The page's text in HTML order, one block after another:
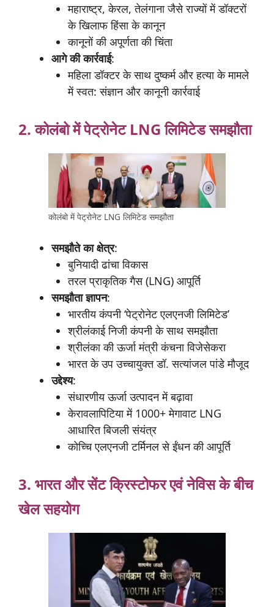
महाराष्ट्र, केरल, तेलंगाना जैसे राज्यों में डॉक्टरों
के खिलाफ हिंसा के कानून
कानूनों की अपूर्णता की चिंता
आगेकीकार्रवाई:
महिला डॉक्टर के साथ दुष्कर्म और हत्या के मामले
में स्वत: संज्ञान और कानूनी कार्रवाई
2. कोलंबोमेंपेट्रोनेट LNGलिमिटेडसमझौता
कोलंबो में पेट्रोनेट LNG लिमिटेड समझौता
समझौतेकाक्षेत्र:
बुनियादी ढांचा विकास
तरल प्राकृतिक गैस (LNG) आपूर्ति
समझौताज्ञापन:
भारतीय कंपनी ‘पेट्रोनेट एलएनजी लिमिटेड’
श्रीलंकाई निजी कंपनी के साथ समझौता
श्रीलंका की ऊर्जा मंत्री कंचना विजेसेकरा
भारत के उप उच्चायुक्त डॉ. सत्यांजल पांडे मौजूद
उद्देश्य:
संधारणीय ऊर्जा उत्पादन में बढ़ावा
केरावलापिटिया में 1000+ मेगावाट LNG
आधारित बिजली संयंत्र
कोच्चि एलएनजी टर्मिनल से ईंधन की आपूर्ति
3. भारतऔरसेंटक्रिस्टोफरएवंनेविसकेबीच
खेलसहयोग